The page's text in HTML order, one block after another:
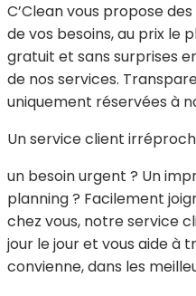
C’Clean vous propose
de vos besoins, au prix le
gratuit et sans surprises
de nos services.
uniquement réservées à
Un service client
un besoin urgent ? Un
planning ? Facilement
chez vous, notre service
jour le jour et vous aide à
convienne, dans les